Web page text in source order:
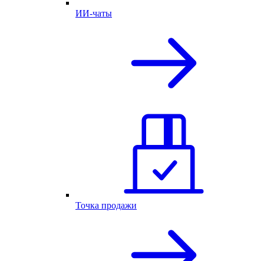
ИИ-чаты
Точка продажи